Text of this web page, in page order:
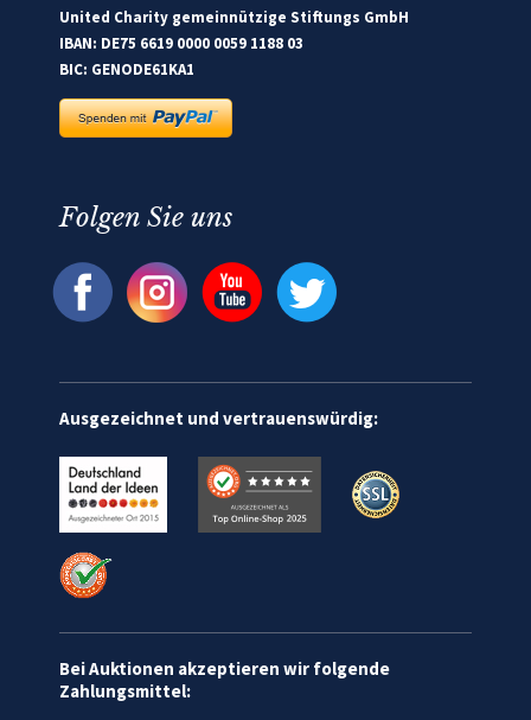
United Charity gemeinnützige Stiftungs GmbH
IBAN: DE75 6619 0000 0059 1188 03
BIC: GENODE61KA1
Folgen Sie uns
Ausgezeichnet und vertrauenswürdig:
Bei Auktionen akzeptieren wir folgende
Zahlungsmittel: